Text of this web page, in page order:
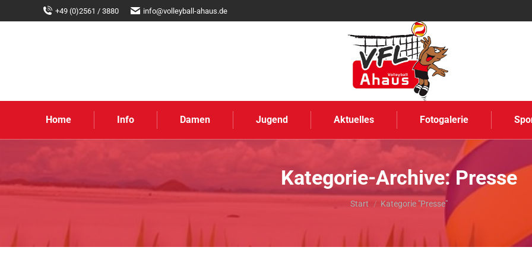
+49 (0)2561 / 3880 info@volleyball-ahaus.de
Home Info Damen Jugend Aktuelles Fotogalerie
Kategorie-Archive:Presse
Sie befinden sich hier:
Start Kategorie "Presse"